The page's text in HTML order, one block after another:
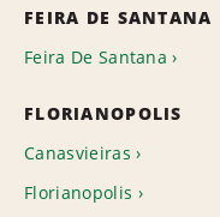
FEIRA DE SANTANA
Feira De Santana
FLORIANOPOLIS
Canasvieiras
Florianopolis